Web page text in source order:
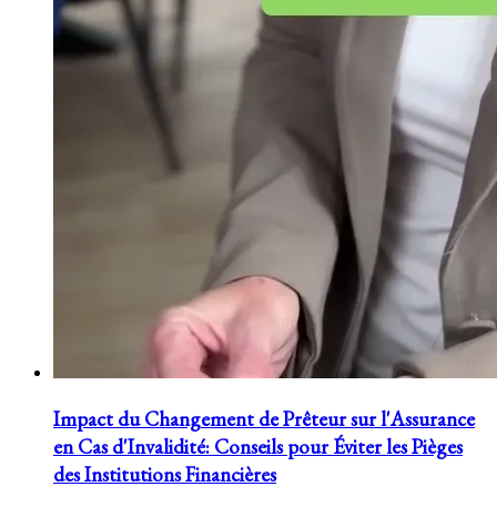
Impact du Changement de Prêteur sur l'Assurance
en Cas d'Invalidité: Conseils pour Éviter les Pièges
des Institutions Financières